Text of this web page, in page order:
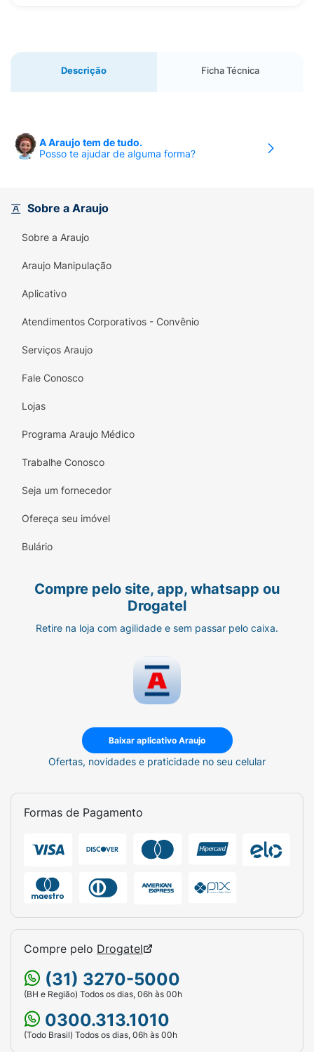
Descrição Ficha Técnica
A Araujo tem de tudo.
Posso te ajudar de alguma forma?
Sobre a Araujo
Sobre a Araujo
Araujo Manipulação
Aplicativo
Atendimentos Corporativos - Convênio
Serviços Araujo
Fale Conosco
Lojas
Programa Araujo Médico
Trabalhe Conosco
Seja um fornecedor
Ofereça seu imóvel
Bulário
Compre pelo site, app, whatsapp ou
Drogatel
Retire na loja com agilidade e sem passar pelo caixa.
Baixar aplicativo Araujo
Ofertas, novidades e praticidade no seu celular
Formas de Pagamento
Compre pelo Drogatel
(31) 3270-5000
(BH e Região) Todos os dias, 06h às 00h
0300.313.1010
(Todo Brasil) Todos os dias, 06h às 00h